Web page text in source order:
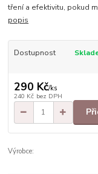
tření a efektivitu, pokud
popis
Dostupnost
290 Kč/ks
240 Kč bez DPH
Výrobce: